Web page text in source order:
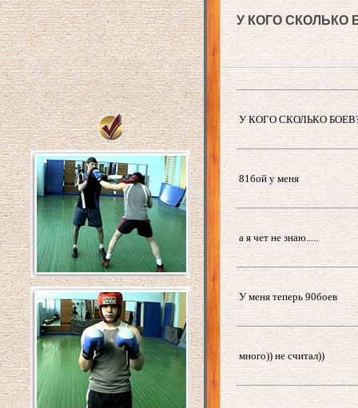
У КОГО СКОЛЬКО
У КОГО СКОЛЬКО
81бой у меня
а я чет не знаю.....
У меня теперь 90боев
много)) не считал))